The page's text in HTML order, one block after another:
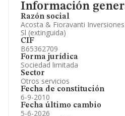
Información
Razón social
Acosta & Fioravanti
Sl (extinguida)
CIF
B65362709
Forma jurídica
Sociedad limitada
Sector
Otros servicios
Fecha de constitución
6-9-2010
Fecha último cambio
5-6-2026
Artículos de prensa
Información oficial y